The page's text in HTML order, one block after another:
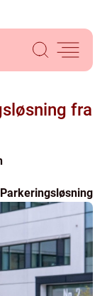
fra
Parkeringsløsning